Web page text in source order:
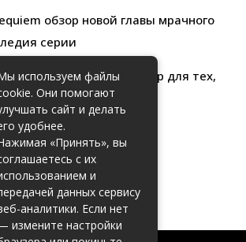
обзор новой главы мрачного
серии
кастомизацией обзор игр для тех,
выбора
продуктивности
обзор современного
активной жизни
используем файлы
Они помогают
сайт и делать
удобнее.
«Принять», вы
с их
и
данных сервису
аналитики. Если нет
измените настройки